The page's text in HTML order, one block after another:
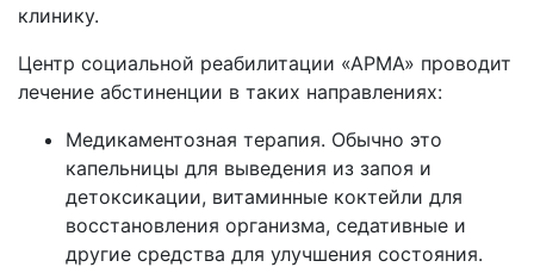
клинику.
Центр социальной реабилитации «АРМА» проводит
лечение абстиненции в таких направлениях:
Медикаментозная терапия. Обычно это
капельницы для выведения из запоя и
детоксикации, витаминные коктейли для
восстановления организма, седативные и
другие средства для улучшения состояния.